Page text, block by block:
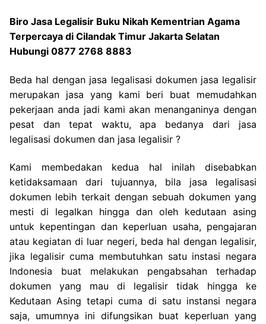
Biro Jasa Legalisir Buku Nikah Kementrian Agama
Terpercaya di Cilandak Timur Jakarta Selatan
Hubungi 0877 2768 8883
Beda hal dengan jasa legalisasi dokumen jasa legalisir
merupakan jasa yang kami beri buat memudahkan
pekerjaan anda jadi kami akan menanganinya dengan
pesat dan tepat waktu, apa bedanya dari jasa
legalisasi dokumen dan jasa legalisir ?
Kami membedakan kedua hal inilah disebabkan
ketidaksamaan dari tujuannya, bila jasa legalisasi
dokumen lebih terkait dengan sebuah dokumen yang
mesti di legalkan hingga dan oleh kedutaan asing
untuk kepentingan dan keperluan usaha, pengajaran
atau kegiatan di luar negeri, beda hal dengan legalisir,
jika legalisir cuma membutuhkan satu instasi negara
Indonesia buat melakukan pengabsahan terhadap
dokumen yang mau di legalisir tidak hingga ke
Kedutaan Asing tetapi cuma di satu instansi negara
saja, umumnya ini difungsikan buat keperluan yang